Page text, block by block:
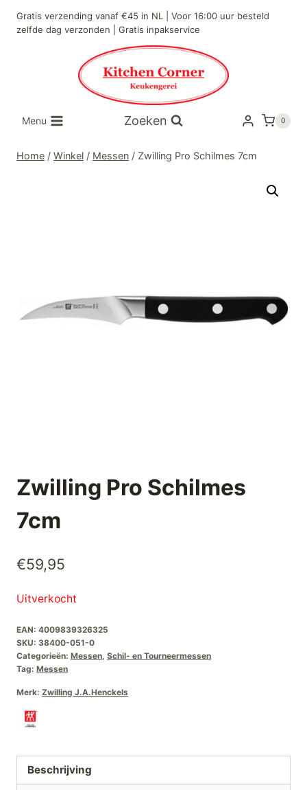
naar
Gratis verzending vanaf €45 in NL | Voor 16:00 uur besteld
zelfde dag verzonden | Gratis inpakservice
Menu Zoeken 0
Home / Winkel / Messen / Zwilling Pro Schilmes 7cm
Zwilling Pro Schilmes
7cm
€59,95
Uitverkocht
EAN: 4009839326325
SKU: 38400-051-0
Categorieën: Messen, Schil- en Tourneermessen
Tag: Messen
Merk: Zwilling J.A.Henckels
Beschrijving